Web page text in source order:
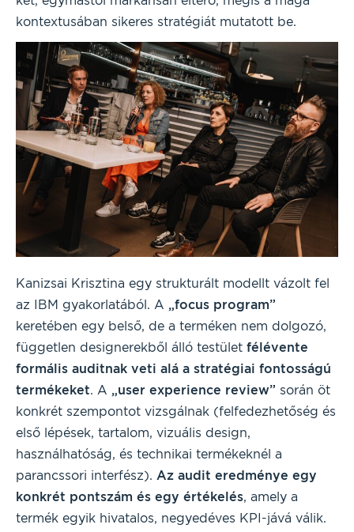
kontextusában sikeres stratégiát mutatott be.
Kanizsai Krisztina egy strukturált modellt vázolt fel
az IBM gyakorlatából. A „focus program”
keretében egy belső, de a terméken nem dolgozó,
független designerekből álló testület félévente
formális auditnak veti alá a stratégiai fontosságú
termékeket. A „user experience review” során öt
konkrét szempontot vizsgálnak (felfedezhetőség és
első lépések, tartalom, vizuális design,
használhatóság, és technikai termékeknél a
parancssori interfész). Az audit eredménye egy
konkrét pontszám és egy értékelés, amely a
termék egyik hivatalos, negyedéves KPI-jává válik.